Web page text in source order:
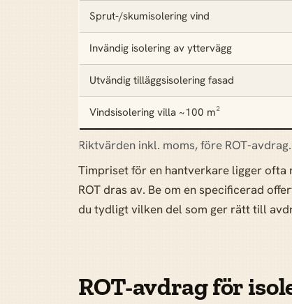
Riktvärden inkl. moms, före ROT-
Sprut-/skumisolering vind
Invändig isolering av yttervägg
Utvändig tilläggsisolering fasad
Vindsisolering villa ~100 m²
Timpriset för en hantverkare ligger ofta
ROT dras av. Be om en specificerad
du tydligt vilken del som ger rätt till
ROT-avdrag för